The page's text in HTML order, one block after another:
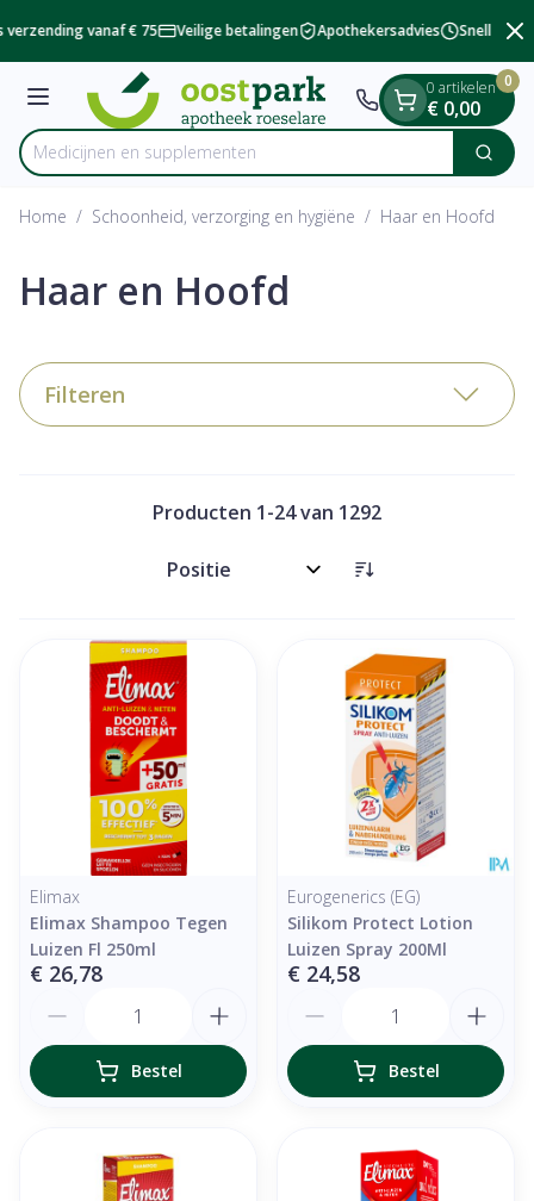
vanaf € 75 Veilige betalingen Apothekersadvies Snelle
Menu
Product, merk, categorie...
Medici Zoek
0 artikelen
€ 0,00
0
Home / Schoonheid, verzorging en hygiëne / Haar en Hoofd
Haar en Hoofd
Filteren
Producten 1-24van 1292
Sorteer op:
Elimax
Elimax Shampoo Tegen
Luizen Fl 250ml
€ 26,78
Bestel
Eurogenerics (EG)
Silikom Protect Lotion
Luizen Spray 200Ml
€ 24,58
Bestel